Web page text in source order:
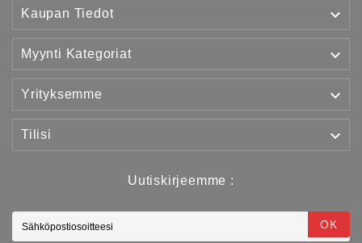
Kaupan Tiedot 
Myynti Kategoriat 
Yrityksemme 
Tilisi 
Uutiskirjeemme :
OK